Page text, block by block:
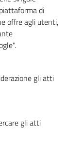
di
offre agli utenti,
gli atti
gli atti